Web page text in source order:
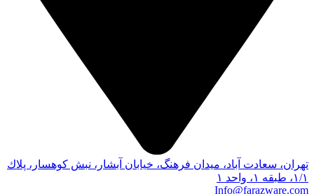
تهران، سعادت آباد، ميدان فرهنگ، خيابان آبشار، نبش كوهسار، پلاك
١/١، طبقه ١، واحد ١
Info@farazware.com